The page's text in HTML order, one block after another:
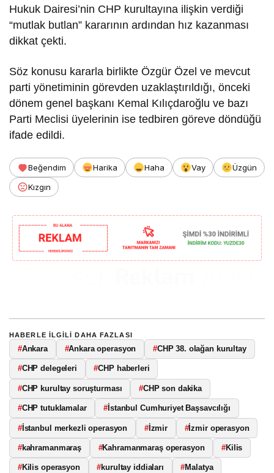
Hukuk Dairesi’nin CHP kurultayına ilişkin verdiği
“mutlak butlan” kararının ardından hız kazanması
dikkat çekti.
Söz konusu kararla birlikte Özgür Özel ve mevcut
parti yönetiminin görevden uzaklaştırıldığı, önceki
dönem genel başkanı Kemal Kılıçdaroğlu ve bazı
Parti Meclisi üyelerinin ise tedbiren göreve döndüğü
ifade edildi.
Beğendim Harika Haha Vay
Üzgün
Kızgın
HABERLE ILGILI DAHA FAZLASI
#Ankara #Ankara operasyon #CHP 38. olağan kurultay
#CHP delegeleri #CHP haberleri
#CHP kurultay soruşturması #CHP son dakika
#CHP tutuklamalar # İstanbul Cumhuriyet Başsavcılığı
#İstanbul merkezli operasyon #İzmir #İzmir operasyon
#kahramanmaraş #Kahramanmaraş operasyon #Kilis
#Kilis operasyon #kurultay iddiaları #Malatya